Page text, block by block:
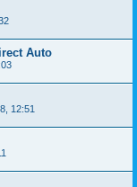
Auto
12:51